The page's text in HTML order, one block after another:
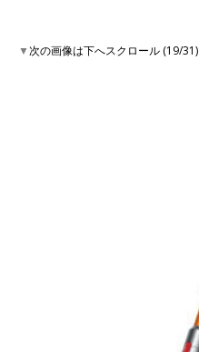
▼次の画像は下へスクロール (19/31)